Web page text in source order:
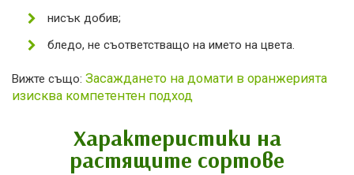
нисък добив;
бледо, не съответстващо на името на цвета.
Вижте също: Засаждането на домати в оранжерията
изисква компетентен подход
Характеристики на
растящите сортове